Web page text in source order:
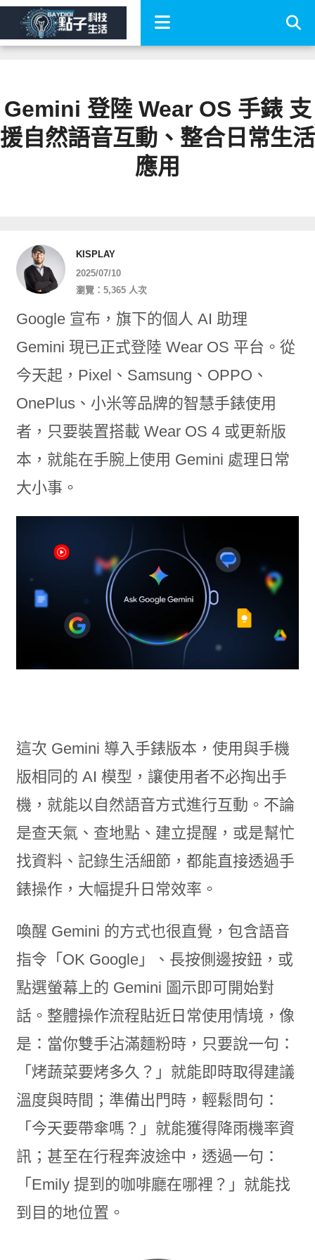
Gemini 登陸 Wear OS 手錶 支
援自然語音互動、整合日常生活
應用
KISPLAY
2025/07/10
瀏覽：5,365 人次
Google 宣布，旗下的個人 AI 助理
Gemini 現已正式登陸 Wear OS 平台。從
今天起，Pixel、Samsung、OPPO、
OnePlus、小米等品牌的智慧手錶使用
者，只要裝置搭載 Wear OS 4 或更新版
本，就能在手腕上使用 Gemini 處理日常
大小事。
這次 Gemini 導入手錶版本，使用與手機
版相同的 AI 模型，讓使用者不必掏出手
機，就能以自然語音方式進行互動。不論
是查天氣、查地點、建立提醒，或是幫忙
找資料、記錄生活細節，都能直接透過手
錶操作，大幅提升日常效率。
喚醒 Gemini 的方式也很直覺，包含語音
指令「OK Google」、長按側邊按鈕，或
點選螢幕上的 Gemini 圖示即可開始對
話。整體操作流程貼近日常使用情境，像
是：當你雙手沾滿麵粉時，只要說一句：
「烤蔬菜要烤多久？」就能即時取得建議
溫度與時間；準備出門時，輕鬆問句：
「今天要帶傘嗎？」就能獲得降雨機率資
訊；甚至在行程奔波途中，透過一句：
「Emily 提到的咖啡廳在哪裡？」就能找
到目的地位置。